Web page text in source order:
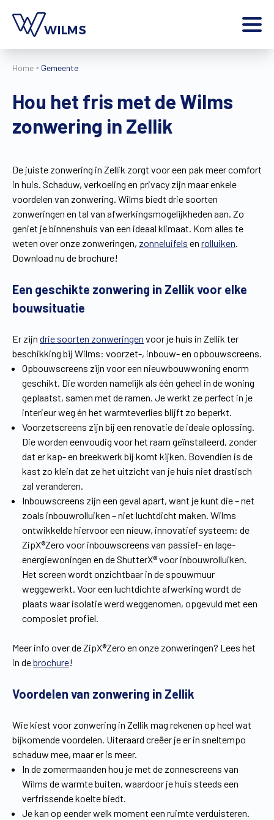
Vind een verdeler Offerte op maat
Home
Producten
Contact
Extra
Jobs
Wilms World
NL
Home Gemeente
Hou het fris met de Wilms
zonwering in Zellik
De juiste zonwering in Zellik zorgt voor een pak meer comfort
in huis. Schaduw, verkoeling en privacy zijn maar enkele
voordelen van zonwering. Wilms biedt drie soorten
zonweringen en tal van afwerkingsmogelijkheden aan. Zo
geniet je binnenshuis van een ideaal klimaat. Kom alles te
weten over onze zonweringen, zonneluifels en rolluiken.
Download nu de brochure!
Een geschikte zonwering in Zellik voor elke
bouwsituatie
Er zijn drie soorten zonweringen voor je huis in Zellik ter
beschikking bij Wilms: voorzet-, inbouw- en opbouwscreens.
Opbouwscreens zijn voor een nieuwbouwwoning enorm
geschikt. Die worden namelijk als één geheel in de woning
geplaatst, samen met de ramen. Je werkt ze perfect in je
interieur weg én het warmteverlies blijft zo beperkt.
Voorzetscreens zijn bij een renovatie de ideale oplossing.
Die worden eenvoudig voor het raam geïnstalleerd, zonder
dat er kap- en breekwerk bij komt kijken. Bovendien is de
kast zo klein dat ze het uitzicht van je huis niet drastisch
zal veranderen.
Inbouwscreens zijn een geval apart, want je kunt die – net
zoals inbouwrolluiken – niet luchtdicht maken. Wilms
ontwikkelde hiervoor een nieuw, innovatief systeem: de
ZipX®Zero voor inbouwscreens van passief- en lage-
energiewoningen en de ShutterX® voor inbouwrolluiken.
Het screen wordt onzichtbaar in de spouwmuur
weggewerkt. Voor een luchtdichte afwerking wordt de
plaats waar isolatie werd weggenomen, opgevuld met een
composiet profiel.
Meer info over de ZipX®Zero en onze zonweringen? Lees het
in debrochure!
Voordelen van zonwering in Zellik
Wie kiest voor zonwering in Zellik mag rekenen op heel wat
bijkomende voordelen. Uiteraard creëer je er in sneltempo
schaduw mee, maar er is meer.
In de zomermaanden hou je met de zonnescreens van
Wilms de warmte buiten, waardoor je huis steeds een
verfrissende koelte biedt.
Je kan op eender welk moment een ruimte verduisteren.